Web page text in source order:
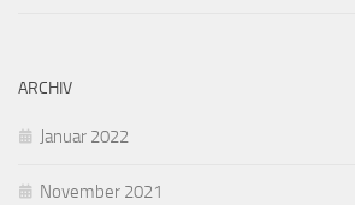
ARCHIV
Januar 2022
November 2021